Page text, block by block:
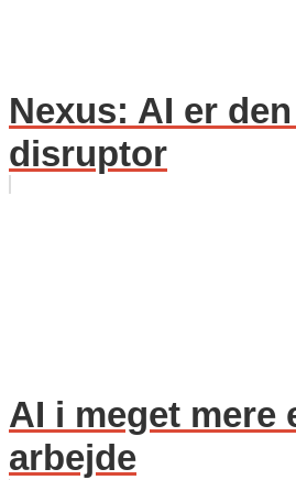
Nexus: AI er
disruptor
AI i meget mere
arbejde